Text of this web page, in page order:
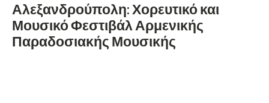
Αλεξανδρούπολη: Χορευτικό και
Μουσικό Φεστιβάλ Αρμενικής
Παραδοσιακής Μουσικής